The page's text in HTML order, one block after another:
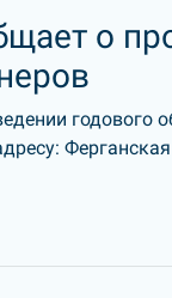
о
годового